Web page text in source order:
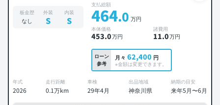
板金歴
なし
外装
S
内装
S
支払総額
464.0 万円
本体価格
453.0万円
諸費用
11.0万円
ローン
参考
月々 62,400 円
※金額は変更できます。
年式
2026
走行距離
0.1万km
車検
29年4月
出品地域
神奈川県
納期の目安
来年5月〜6月